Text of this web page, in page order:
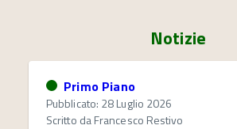
Notizie
Primo Piano
Pubblicato: 28 Luglio 2026
Scritto daFrancesco Restivo